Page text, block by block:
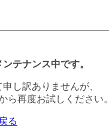
テナンス中です。
し訳ありませんが、
ら再度お試しください。
戻る